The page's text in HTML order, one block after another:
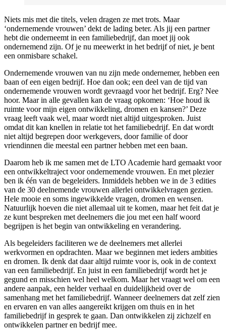
Niets mis met die titels, velen dragen ze met trots. Maar
‘ondernemende vrouwen’ dekt de lading beter. Als jij een partner
hebt die onderneemt in een familiebedrijf, dan moet jij ook
ondernemend zijn. Of je nu meewerkt in het bedrijf of niet, je bent
een onmisbare schakel.
Ondernemende vrouwen van nu zijn mede ondernemer, hebben een
baan of een eigen bedrijf. Hoe dan ook; een deel van de tijd van
ondernemende vrouwen wordt gevraagd voor het bedrijf. Erg? Nee
hoor. Maar in alle gevallen kan de vraag opkomen: ‘Hoe houd ik
ruimte voor mijn eigen ontwikkeling, dromen en kansen?’ Deze
vraag leeft vaak wel, maar wordt niet altijd uitgesproken. Juist
omdat dit kan knellen in relatie tot het familiebedrijf. En dat wordt
niet altijd begrepen door werkgevers, door familie of door
vriendinnen die meestal een partner hebben met een baan.
Daarom heb ik me samen met de LTO Academie hard gemaakt voor
een ontwikkeltraject voor ondernemende vrouwen. En met plezier
ben ik één van de begeleiders. Inmiddels hebben we in de 3 edities
van de 30 deelnemende vrouwen allerlei ontwikkelvragen gezien.
Hele mooie en soms ingewikkelde vragen, dromen en wensen.
Natuurlijk hoeven die niet allemaal uit te komen, maar het feit dat je
ze kunt bespreken met deelnemers die jou met een half woord
begrijpen is het begin van ontwikkeling en verandering.
Als begeleiders faciliteren we de deelnemers met allerlei
werkvormen en opdrachten. Maar we beginnen met ieders ambities
en dromen. Ik denk dat daar altijd ruimte voor is, ook in de context
van een familiebedrijf. En juist in een familiebedrijf wordt het je
gegund en misschien wel heel welkom. Maar het vraagt wel om een
andere aanpak, een helder verhaal en duidelijkheid over de
samenhang met het familiebedrijf. Wanneer deelnemers dat zelf zien
en ervaren en van alles aangereikt krijgen om thuis en in het
familiebedrijf in gesprek te gaan. Dan ontwikkelen zij zichzelf en
ontwikkelen partner en bedrijf mee.